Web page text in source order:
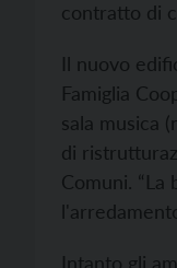
contratto di
Il nuovo
Famiglia
sala musica
di
Comuni.
Intanto gli